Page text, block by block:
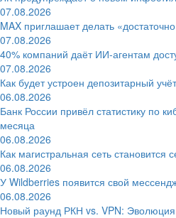
07.08.2026
MAX приглашает делать
07.08.2026
40% компаний даёт ИИ‑агентам
07.08.2026
Как будет устроен депозитарный
06.08.2026
Банк России привёл статистику по
месяца
06.08.2026
Как магистральная сеть становится
06.08.2026
У Wildberries появится свой
06.08.2026
Новый раунд РКН vs. VPN: Эволюция